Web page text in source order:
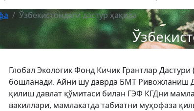
Ўзбекистондаги дастур ҳақида
Глобал Экологик Фонд Кичик Грантлар
бошланади. Айни шу даврда БМТ Ривожланиш
қилиш давлат қўмитаси билан ГЭФ КГДни
вакиллари, мамлакатда табиатни муҳофаза